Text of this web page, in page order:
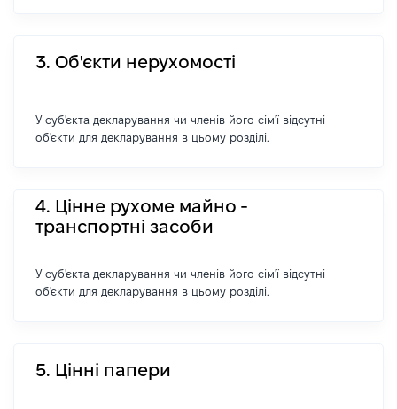
3. Об'єкти нерухомості
У суб'єкта декларування чи членів його сім'ї відсутні
об'єкти для декларування в цьому розділі.
4. Цінне рухоме майно -
транспортні засоби
У суб'єкта декларування чи членів його сім'ї відсутні
об'єкти для декларування в цьому розділі.
5. Цінні папери